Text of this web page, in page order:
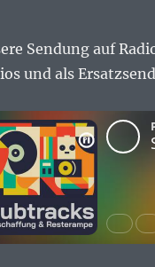
Sendung auf
und als